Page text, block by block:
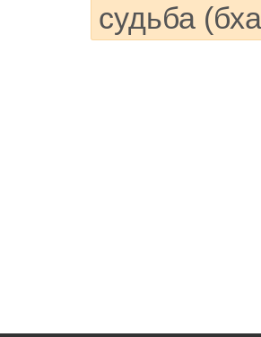
судьба